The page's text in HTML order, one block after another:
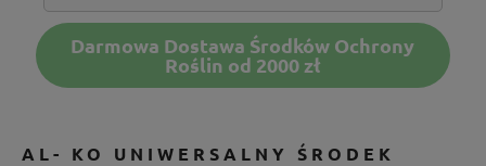
Darmowa Dostawa Środków Ochrony
Roślin od 2000 zł
AL- KO UNIWERSALNY ŚRODEK